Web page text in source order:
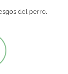
del perro,